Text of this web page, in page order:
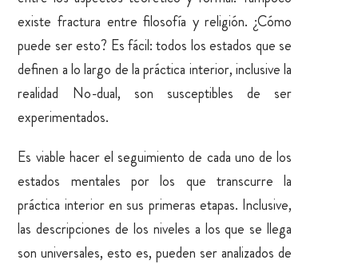
existe fractura entre filosofía y religión. ¿Cómo
puede ser esto? Es fácil: todos los estados que se
definen a lo largo de la práctica interior, inclusive la
realidad No-dual, son susceptibles de ser
experimentados.
Es viable hacer el seguimiento de cada uno de los
estados mentales por los que transcurre la
práctica interior en sus primeras etapas. Inclusive,
las descripciones de los niveles a los que se llega
son universales, esto es, pueden ser analizados de